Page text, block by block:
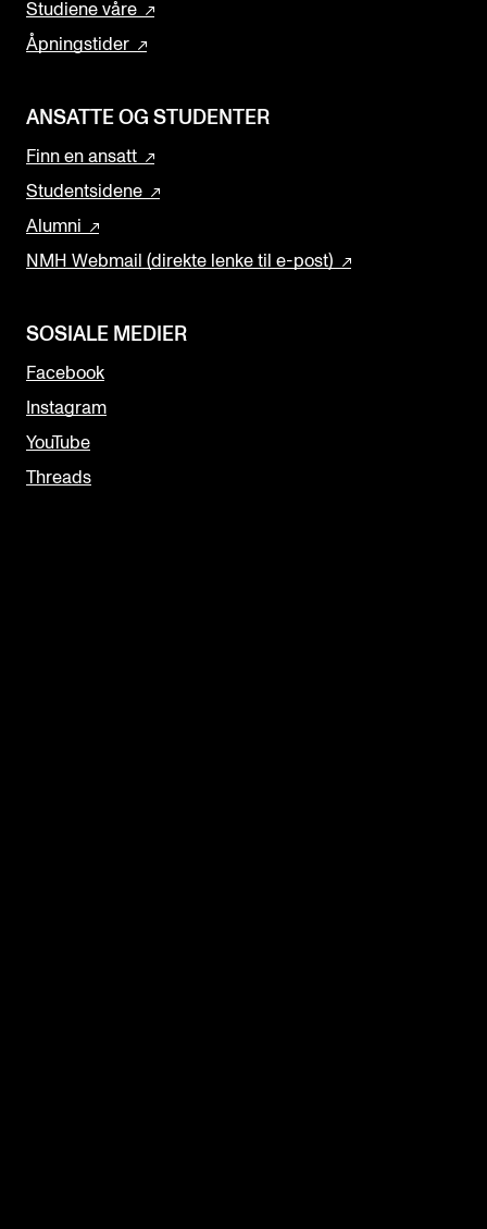
Studiene våre
Åpningstider
ANSATTE OG STUDENTER
Finn en ansatt
Studentsidene
Alumni
NMH Webmail (direkte lenke til e-post)
SOSIALE MEDIER
Facebook
Instagram
YouTube
Threads